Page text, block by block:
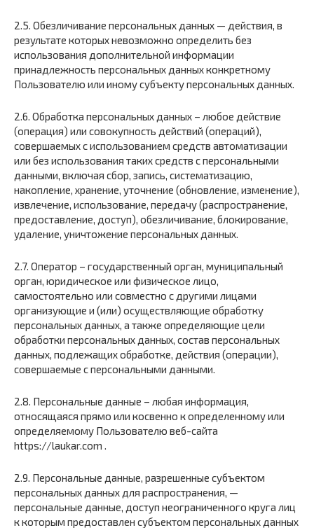
2.5. Обезличивание персональных данных — действия, в
результате которых невозможно определить без
использования дополнительной информации
принадлежность персональных данных конкретному
Пользователю или иному субъекту персональных данных.
2.6. Обработка персональных данных – любое действие
(операция) или совокупность действий (операций),
совершаемых с использованием средств автоматизации
или без использования таких средств с персональными
данными, включая сбор, запись, систематизацию,
накопление, хранение, уточнение (обновление, изменение),
извлечение, использование, передачу (распространение,
предоставление, доступ), обезличивание, блокирование,
удаление, уничтожение персональных данных.
2.7. Оператор – государственный орган, муниципальный
орган, юридическое или физическое лицо,
самостоятельно или совместно с другими лицами
организующие и (или) осуществляющие обработку
персональных данных, а также определяющие цели
обработки персональных данных, состав персональных
данных, подлежащих обработке, действия (операции),
совершаемые с персональными данными.
2.8. Персональные данные – любая информация,
относящаяся прямо или косвенно к определенному или
определяемому Пользователю веб-сайта
https://laukar.com .
2.9. Персональные данные, разрешенные субъектом
персональных данных для распространения, —
персональные данные, доступ неограниченного круга лиц
к которым предоставлен субъектом персональных данных